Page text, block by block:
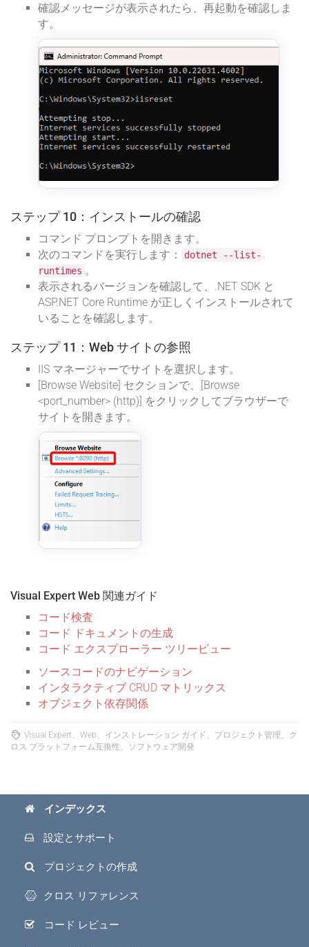
確認メッセージが表示されたら、再起動を確認しま
す。
ステップ 10：インストールの確認
コマンド プロンプトを開きます。
次のコマンドを実行します：
dotnet --list-
runtimes 。
表示されるバージョンを確認して、.NET SDK と
ASP.NET Core Runtime が正しくインストールされて
いることを確認します。
ステップ 11：Web サイトの参照
IIS マネージャーでサイトを選択します。
[Browse Website] セクションで、[Browse
<port_number> (http)] をクリックしてブラウザーで
サイトを開きます。
Visual Expert Web 関連ガイド
コード検査
コード ドキュメントの生成
コード エクスプローラー ツリービュー
ソースコードのナビゲーション
インタラクティブ CRUD マトリックス
オブジェクト依存関係
Visual Expert、Web、インストレーション ガイド、プロジェクト管理、ク
ロス プラットフォーム互換性、ソフトウェア開発
インデックス
設定とサポート
プロジェクトの作成
クロス リファレンス
コード レビュー